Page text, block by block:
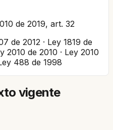
de 2019, art. 32
de 2012 · Ley 1819 de
2010 de 2010 · Ley 2010
488 de 1998
vigente